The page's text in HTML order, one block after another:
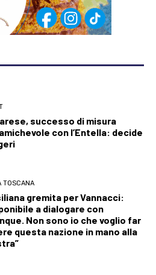
successo di misura
con l’Entella: decide
TOSCANA
gremita per Vannacci:
a dialogare con
Non sono io che voglio far
questa nazione in mano alla